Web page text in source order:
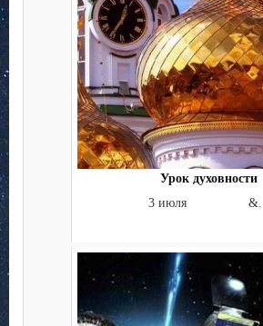
Урок духовности
3 июля &...